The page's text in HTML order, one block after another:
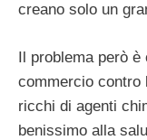
creano solo un
Il problema però
commercio contro
ricchi di agenti
benissimo alla